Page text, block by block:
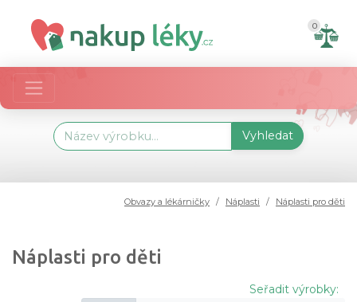
0
Vyhledat
Obvazy a lékárničky Náplasti Náplasti pro děti
Náplasti pro děti
Seřadit výrobky: